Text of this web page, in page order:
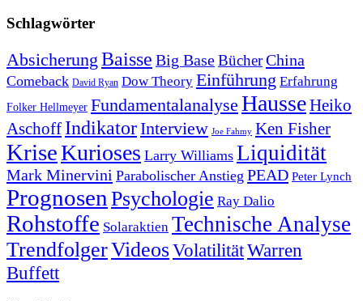
Schlagwörter
Absicherung Baisse Big BaseBücherChina
Comeback David Ryan Dow Theory Einführung Erfahrung
Folker Hellmeyer Fundamentalanalyse HausseHeiko
Aschoff IndikatorInterview Joe Fahmy Ken Fisher
KriseKurioses Larry Williams Liquidität
Mark Minervini Parabolischer Anstieg PEAD Peter Lynch
Prognosen Psychologie Ray Dalio
Rohstoffe Solaraktien Technische Analyse
TrendfolgerVideosVolatilitätWarren
Buffett